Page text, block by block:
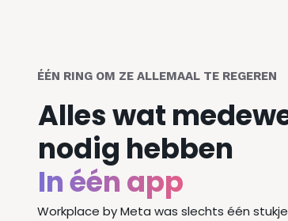
ÉÉN RING OM ZE ALLEMAAL TE REGEREN
Alles wat
nodig hebben
In één app
Workplace by Meta was slechts één